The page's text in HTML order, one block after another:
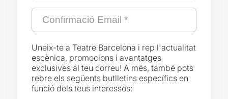
Uneix-te a Teatre Barcelona i rep l'actualitat
escènica, promocions i avantatges
exclusives al teu correu! A més, també pots
rebre els següents butlletins específics en
funció dels teus interessos: